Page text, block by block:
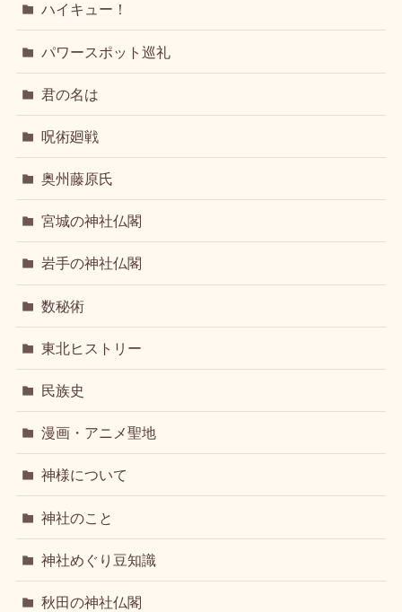
ハイキュー！
パワースポット巡礼
君の名は
呪術廻戦
奥州藤原氏
宮城の神社仏閣
岩手の神社仏閣
数秘術
東北ヒストリー
民族史
漫画・アニメ聖地
神様について
神社のこと
神社めぐり豆知識
秋田の神社仏閣